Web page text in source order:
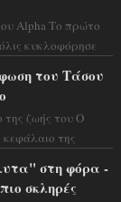
Alpha Το πρώτο
κυκλοφόρησε
του Τάσου
ζωής του Ο
κεφάλαιο της
στη φόρα -
σκληρές